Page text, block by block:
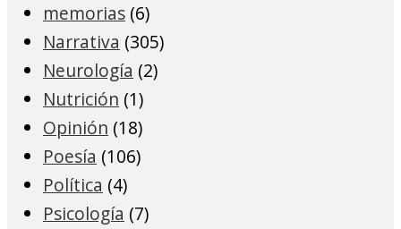
memorias (6)
Narrativa (305)
Neurología (2)
Nutrición (1)
Opinión (18)
Poesía (106)
Política (4)
Psicología (7)